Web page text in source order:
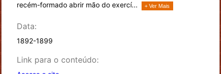
recém-formado abrir mão do exercí...
+ Ver Mais
Data:
1892-1899
Link para o conteúdo: